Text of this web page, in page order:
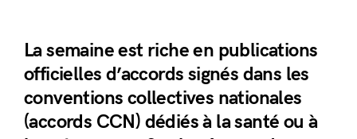
La semaine est riche en publications
officielles d’accords signés dans les
conventions collectives nationales
(accords CCN) dédiés à la santé ou à